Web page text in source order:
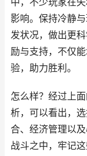
影响。保持冷静
发状况，做出更
励与支持，不仅
验，助力胜利。
怎么样？经过上
析，可以看出，
合、经济管理以
战斗之中，牢记